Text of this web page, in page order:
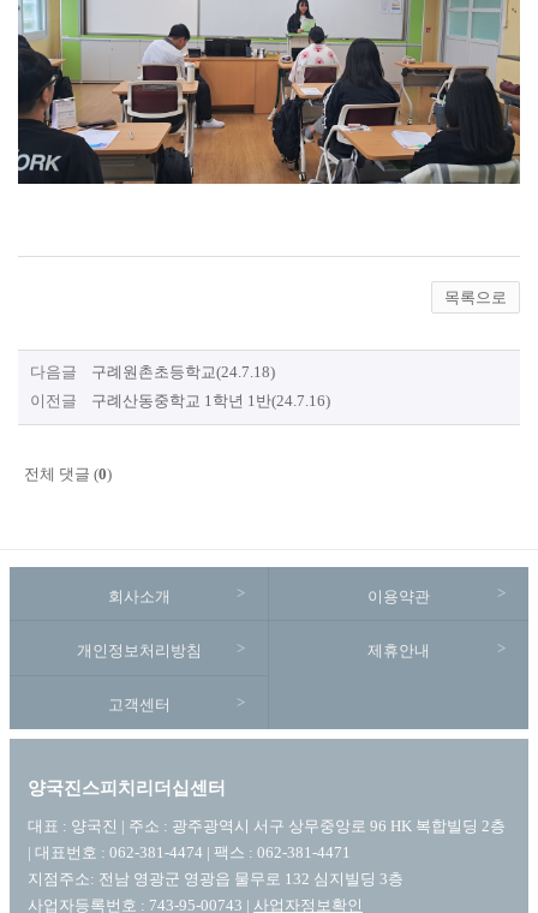
목록으로
다음글 구례원촌초등학교(24.7.18)
이전글 구례산동중학교 1학년 1반(24.7.16)
전체 댓글 (0)
회사소개 이용약관
개인정보처리방침 제휴안내
고객센터
양국진스피치리더십센터
대표 : 양국진 | 주소 : 광주광역시 서구 상무중앙로 96 HK 복합빌딩 2층
| 대표번호 : 062-381-4474 | 팩스 : 062-381-4471
지점주소: 전남 영광군 영광읍 물무로 132 심지빌딩 3층
사업자등록번호 : 743-95-00743 | 사업자정보확인